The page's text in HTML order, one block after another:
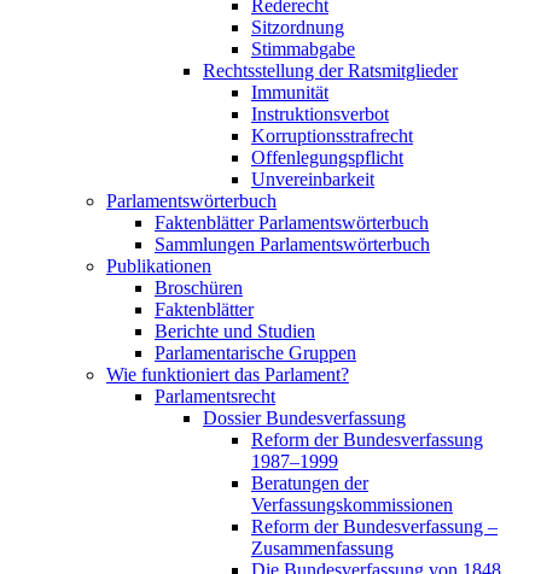
Rederecht
Sitzordnung
Stimmabgabe
Rechtsstellung der Ratsmitglieder
Immunität
Instruktionsverbot
Korruptionsstrafrecht
Offenlegungspflicht
Unvereinbarkeit
Parlamentswörterbuch
Faktenblätter Parlamentswörterbuch
Sammlungen Parlamentswörterbuch
Publikationen
Broschüren
Faktenblätter
Berichte und Studien
Parlamentarische Gruppen
Wie funktioniert das Parlament?
Parlamentsrecht
Dossier Bundesverfassung
Reform der Bundesverfassung
1987–1999
Beratungen der
Verfassungskommissionen
Reform der Bundesverfassung –
Zusammenfassung